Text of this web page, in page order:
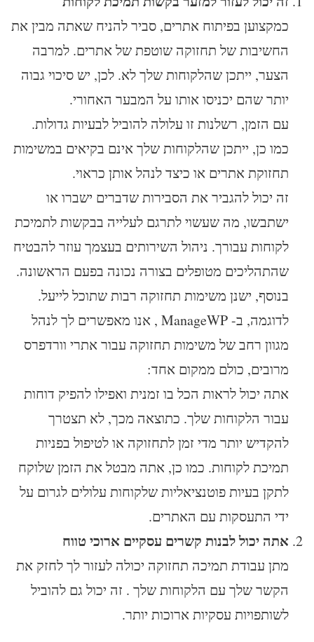
כמקצוען בפיתוח אתרים, סביר להניח שאתה מבין את
החשיבות של תחזוקה שוטפת של אתרים. למרבה
הצער, ייתכן שהלקוחות שלך לא. לכן, יש סיכוי גבוה
יותר שהם יכניסו אותו על המבער האחורי.
עם הזמן, רשלנות זו עלולה להוביל לבעיות גדולות.
כמו כן, ייתכן שהלקוחות שלך אינם בקיאים במשימות
תחזוקת אתרים או כיצד לנהל אותן כראוי.
זה יכול להגביר את הסבירות שדברים ישברו או
ישתבשו, מה שעשוי לתרגם לעלייה בבקשות לתמיכת
לקוחות עבורך. ניהול השירותים בעצמך עוזר להבטיח
שהתהליכים מטופלים בצורה נכונה בפעם הראשונה.
בנוסף, ישנן משימות תחזוקה רבות שתוכל לייעל.
לדוגמה, ב- ManageWP , אנו מאפשרים לך לנהל
מגוון רחב של משימות תחזוקה עבור אתרי וורדפרס
מרובים, כולם ממקום אחד:
אתה יכול לראות הכל בו זמנית ואפילו להפיק דוחות
עבור הלקוחות שלך. כתוצאה מכך, לא תצטרך
להקדיש יותר מדי זמן לתחזוקה או לטיפול בפניות
תמיכת לקוחות. כמו כן, אתה מבטל את הזמן שלוקח
לתקן בעיות פוטנציאליות שלקוחות עלולים לגרום על
ידי התעסקות עם האתרים.
אתה יכול לבנות קשרים עסקיים ארוכי טווח
מתן עבודת תמיכה תחזוקה יכולה לעזור לך לחזק את
הקשר שלך עם הלקוחות שלך . זה יכול גם להוביל
לשותפויות עסקיות ארוכות יותר.